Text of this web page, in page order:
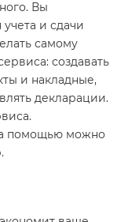
Вы
и сдачи
самому
создавать
и накладные,
декларации.
помощью можно